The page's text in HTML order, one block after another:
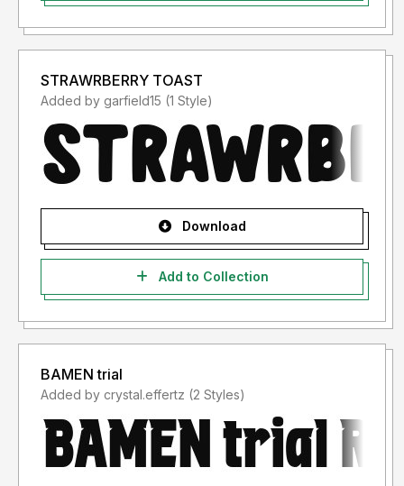
berlaku di Negara Kesatuan Republik Indonesia.
silahkan menghubungi saya: Email:
Tlp/WhatsApp: 081210666010
STRAWRBERRY TOAST
Added by garfield15 (1 Style)
Download
Add to Collection
BAMEN trial
Added by crystal.effertz (2 Styles)